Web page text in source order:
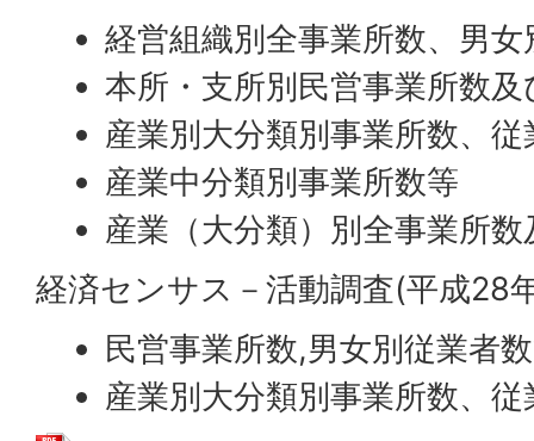
経営組織別全事業所数、男
本所・支所別民営事業所数
産業別大分類別事業所数、従
産業中分類別事業所数等
産業（大分類）別全事業所
経済センサス－活動調査(平成28
民営事業所数,男女別従業者
産業別大分類別事業所数、従